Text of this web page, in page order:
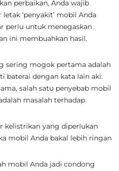
perbaikan, Anda wajib
‘penyakit’ mobil Anda
perlu untuk menegaskan
ini membuahkan hasil.
sering mogok pertama adalah
baterai dengan kata lain aki.
salah satu penyebab mobil
masalah terhadap
kelistrikan yang diperlukan
mobil Anda bakal lebih ringan
mobil Anda jadi condong